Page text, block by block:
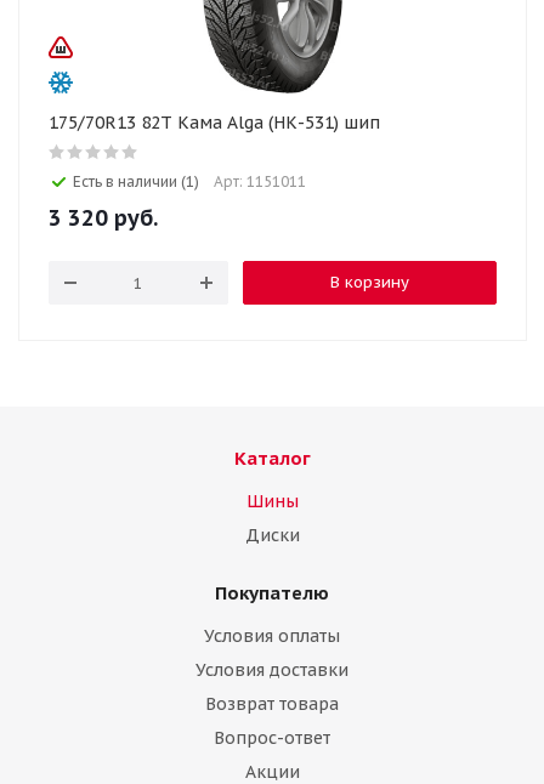
175/70R13 82T Кама Alga (НК-531) шип
Есть в наличии (1) Арт: 1151011
3 320 руб.
В корзину
Каталог
Шины
Диски
Покупателю
Условия оплаты
Условия доставки
Возврат товара
Вопрос-ответ
Акции